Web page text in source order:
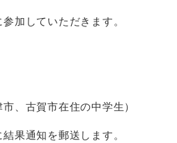
加していただきます。
、古賀市在住の中学生）
果通知を郵送します。